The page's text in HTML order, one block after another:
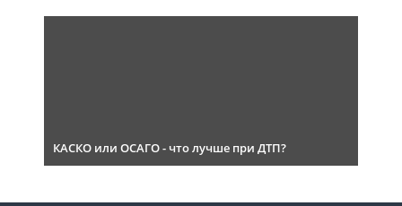
КАСКО или ОСАГО - что лучше при ДТП?